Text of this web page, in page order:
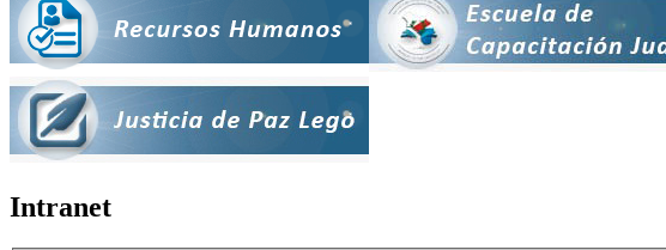
Intranet